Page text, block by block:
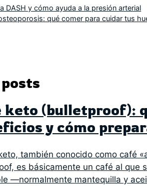
DASH y cómo ayuda a la presión arterial
qué comer para cuidar tus
keto (bulletproof):
y cómo
también conocido como café
es básicamente un café al que
—normalmente mantequilla y